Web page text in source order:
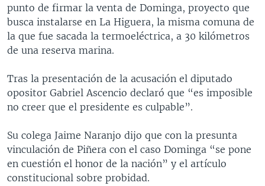
punto de firmar la venta de Dominga, proyecto que
busca instalarse en La Higuera, la misma comuna de
la que fue sacada la termoeléctrica, a 30 kilómetros
de una reserva marina.
Tras la presentación de la acusación el diputado
opositor Gabriel Ascencio declaró que “es imposible
no creer que el presidente es culpable”.
Su colega Jaime Naranjo dijo que con la presunta
vinculación de Piñera con el caso Dominga “se pone
en cuestión el honor de la nación” y el artículo
constitucional sobre probidad.